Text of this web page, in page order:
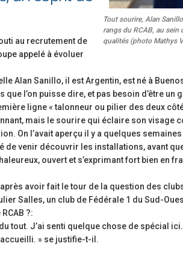
Tout sourire, Alan
rangs du RCAB, au sein
qualités (photo Mathys
au recrutement de
appelé à évoluer
Alan Sanillo, il est Argentin, est né à
l’on puisse dire, et pas besoin d’être
ligne « talonneur ou pilier des deux
mais le sourire qui éclaire son visage
On l’avait aperçu il y a quelques
de venir découvrir les installations, avant
ouvert et s’exprimant fort bien en
avoir fait le tour de la question des
Salles, un club de Fédérale 1 du Sud-
?:
tout. J’ai senti quelque chose de spécial
» se justifie-t-il.